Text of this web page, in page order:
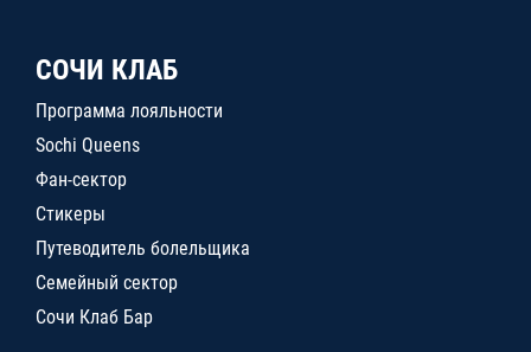
СОЧИ КЛАБ
Программа лояльности
Sochi Queens
Фан-сектор
Стикеры
Путеводитель болельщика
Семейный сектор
Сочи Клаб Бар